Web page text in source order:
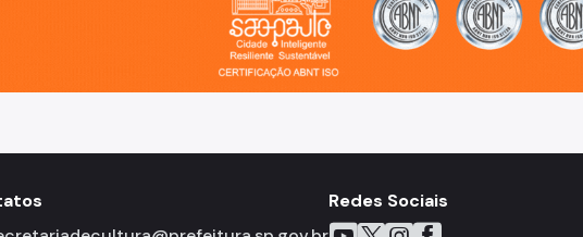
Redes Sociais
Icone do YouTube
Icone do X
Icone do Instagram
Icone do Facebook
Icone do Flickr